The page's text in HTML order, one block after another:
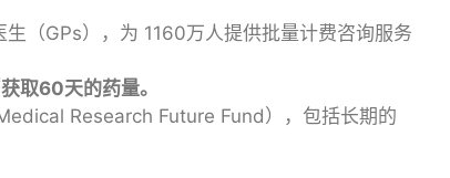
（GPs），为 1160万人提供批量计费咨询服务
获取60天的药量。
Research Future Fund），包括长期的